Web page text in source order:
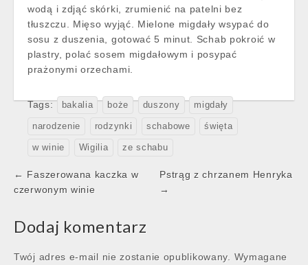
wodą i zdjąć skórki, zrumienić na patelni bez
tłuszczu. Mięso wyjąć. Mielone migdały wsypać do
sosu z duszenia, gotować 5 minut. Schab pokroić w
plastry, polać sosem migdałowym i posypać
prażonymi orzechami.
Tags: bakalia boże duszony migdały
narodzenie rodzynki schabowe święta
w winie Wigilia ze schabu
Post
navigation
← Faszerowana kaczka w
czerwonym winie
Pstrąg z chrzanem Henryka
→
Dodaj komentarz
Twój adres e-mail nie zostanie opublikowany.
Wymagane